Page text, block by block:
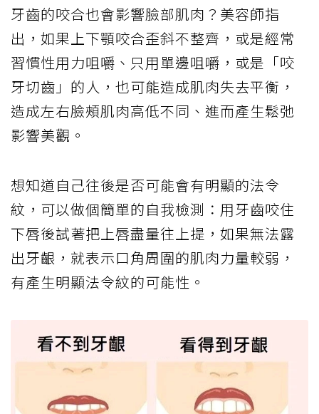
牙齒的咬合也會影響臉部肌肉？美容師指
出，如果上下顎咬合歪斜不整齊，或是經常
習慣性用力咀嚼、只用單邊咀嚼，或是「咬
牙切齒」的人，也可能造成肌肉失去平衡，
造成左右臉頰肌肉高低不同、進而產生鬆弛
影響美觀。
想知道自己往後是否可能會有明顯的法令
紋，可以做個簡單的自我檢測：用牙齒咬住
下唇後試著把上唇盡量往上提，如果無法露
出牙齦，就表示口角周圍的肌肉力量較弱，
有產生明顯法令紋的可能性。